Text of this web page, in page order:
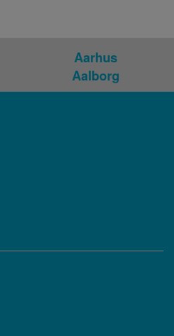
Aarhus
Aalborg